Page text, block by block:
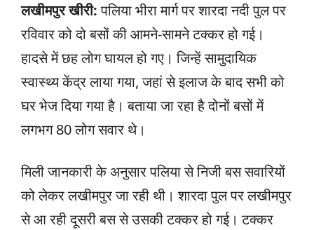
लखीमपुर खीरी:पलिया भीरा मार्ग पर शारदा नदी पुल पर
रविवार को दो बसों की आमने-सामने टक्कर हो गई।
हादसे में छह लोग घायल हो गए। जिन्हें सामुदायिक
स्वास्थ्य केंद्र लाया गया, जहां से इलाज के बाद सभी को
घर भेज दिया गया है। बताया जा रहा है दोनों बसों में
लगभग 80 लोग सवार थे।
मिली जानकारी के अनुसार पलिया से निजी बस सवारियों
को लेकर लखीमपुर जा रही थी। शारदा पुल पर लखीमपुर
से आ रही दूसरी बस से उसकी टक्कर हो गई। टक्कर